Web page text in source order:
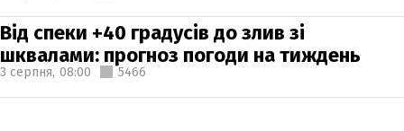
Від спеки +40 градусів до злив зі
шквалами: прогноз погоди на тиждень
3 серпня, 08:00 5466